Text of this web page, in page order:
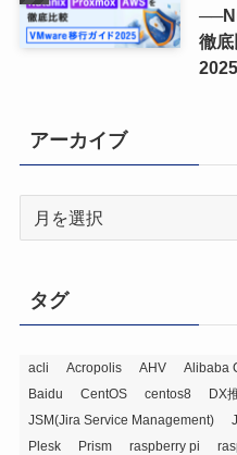
徹
2025
アーカイブ
ブ
タグ
acli Acropolis AHV Alibaba
Baidu
CentOS centos8 DX
JSM(Jira Service Management)
Plesk
Prism raspberry pi